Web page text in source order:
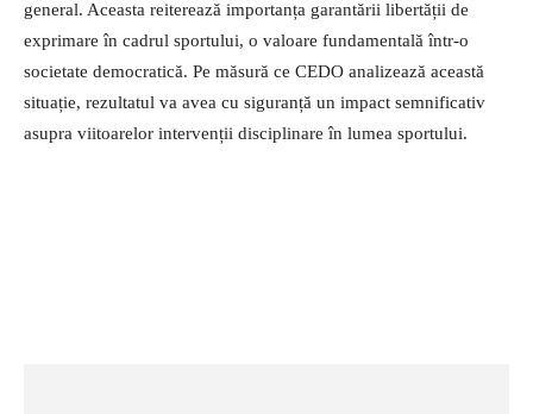
general. Aceasta reiterează importanța garantării libertății de
exprimare în cadrul sportului, o valoare fundamentală într-o
societate democratică. Pe măsură ce CEDO analizează această
situație, rezultatul va avea cu siguranță un impact semnificativ
asupra viitoarelor intervenții disciplinare în lumea sportului.